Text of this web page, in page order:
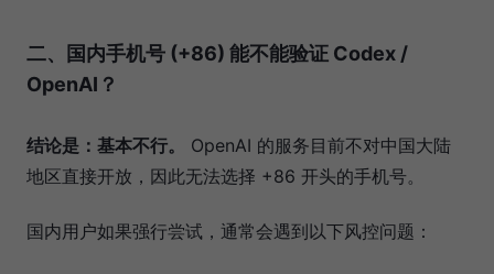
二、国内手机号 (+86) 能不能验证 Codex /
OpenAI？
结论是：基本不行。
OpenAI 的服务目前不对中国大陆
地区直接开放，因此无法选择 +86 开头的手机号。
国内用户如果强行尝试，通常会遇到以下风控问题：